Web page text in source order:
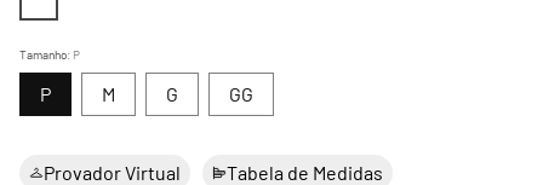
Tamanho: P
G GG
M
P
Provador Virtual Tabela de Medidas